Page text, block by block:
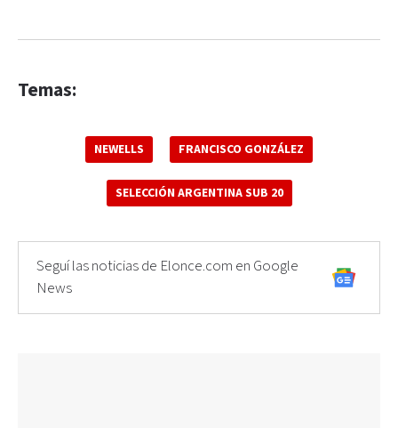
Temas:
NEWELLS FRANCISCO GONZÁLEZ
SELECCIÓN ARGENTINA SUB 20
Seguí las noticias de Elonce.com en Google
News